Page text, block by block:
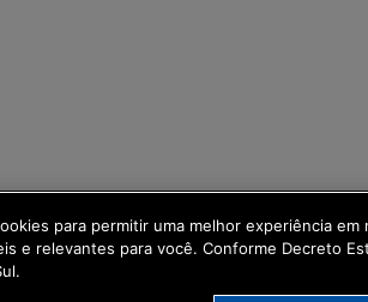
para permitir uma melhor experiência
e relevantes para você. Conforme Decreto